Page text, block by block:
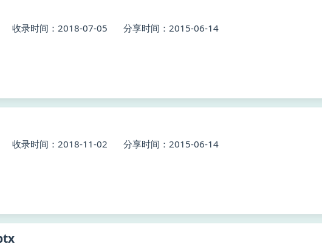
收录时间：2018-07-05 分享时间：2015-06-14
收录时间：2018-11-02 分享时间：2015-06-14